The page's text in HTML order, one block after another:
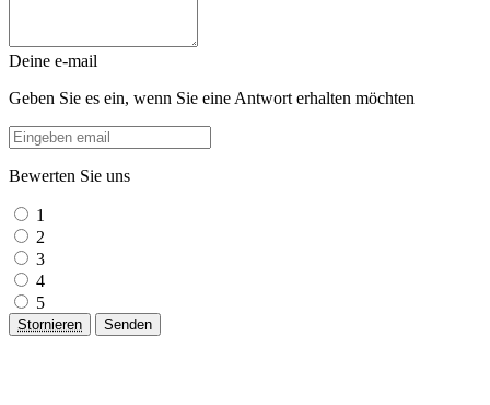
Deine e-mail
Geben Sie es ein, wenn Sie eine Antwort erhalten möchten
Bewerten Sie uns
1
2
3
4
5
Stornieren Senden